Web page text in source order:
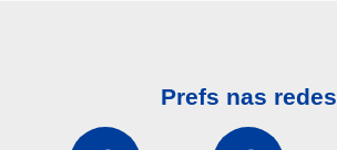
Prefs nas redes